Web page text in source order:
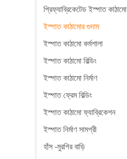
প্রিফ্যাব্রিকেটেড ইস্পাত কাঠামো
ইস্পাত কাঠামোর গুদাম
ইস্পাত কাঠামো কর্মশালা
ইস্পাত কাঠামো বিল্ডিং
ইস্পাত কাঠামো নির্মাণ
ইস্পাত ফ্রেম বিল্ডিং
ইস্পাত কাঠামো ফ্যাব্রিকেশন
ইস্পাত নির্মাণ সামগ্রী
হাঁস -মুরগির বাড়ি